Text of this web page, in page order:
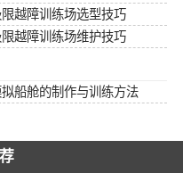
越障训练场选型技巧
越障训练场维护技巧
船舱的制作与训练方法